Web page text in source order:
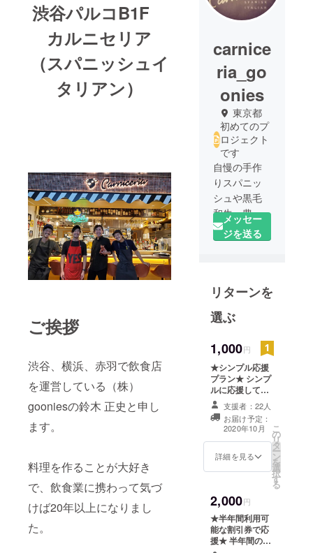
渋谷パルコB1F
カルニセリア
（スパニッシュイ
タリアン）
ご挨拶
渋谷、横浜、赤羽で飲食店
を運営している（株）
gooniesの鈴木 正史と申し
ます。
料理を作ることが大好き
で、飲食業に携わって気づ
けば20年以上になりまし
た。
carnice
ria_go
onies
東京都
初めてのプ
ロジェクト
です
自慢の手作
りスパニッ
シュや黒毛
和牛、豊富
なワインを
愉しめるバ
本場スペイ
お洒落に仕
では、全て
において手
作りにこだ
わってお
り、黒毛和
牛、新鮮な
旬野菜、豊
富な各国の
ワインを
ルにご提供
しておりま
す。
メッセー
ジを送る
リターンを
選ぶ
1,000円
★シンプル応援
プラン★ シンプ
ルに応援して頂
ける方はこちら
をお願い致しま
す。 「お礼の
メール」を送ら
せていただきま
す。 ※ご支援を
の許す範囲で、
リターンの額に
上乗せして御支
援いただけま
す。
支援者：22人
お届け予定：
2020年10月
詳細を見る
こ
の
リ
タ
ー
ン
を
選
択
す
る
2,000円
★半年間利用可
能な割引券で応
援★ 半年間の間